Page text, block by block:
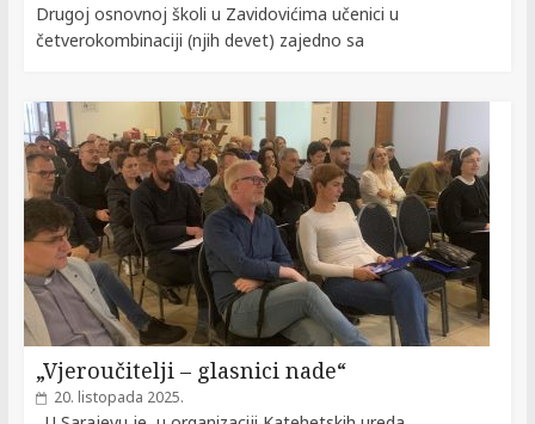
Drugoj osnovnoj školi u Zavidovićima učenici u
četverokombinaciji (njih devet) zajedno sa
„Vjeroučitelji – glasnici nade“
20. listopada 2025.